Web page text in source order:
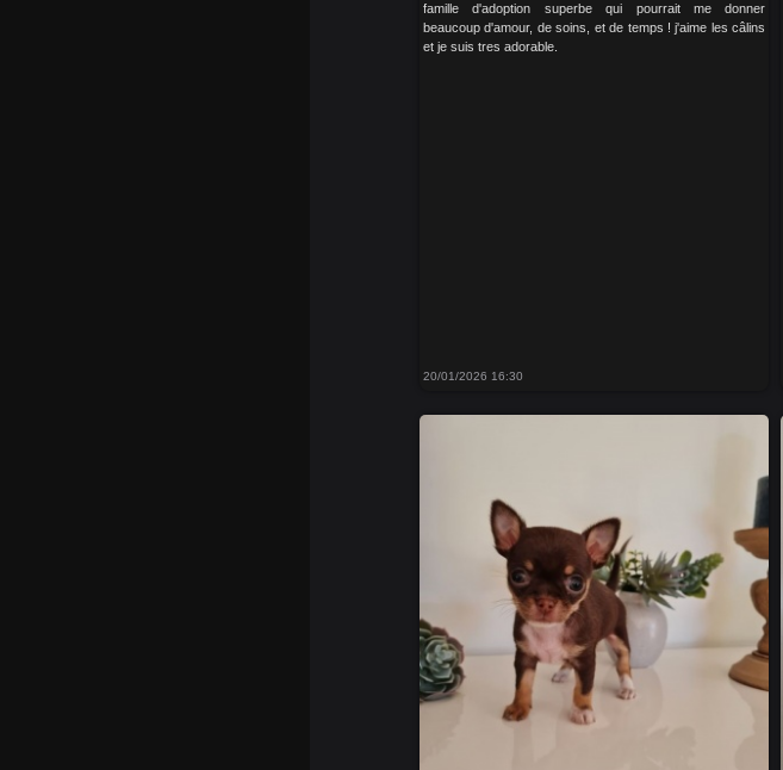
famille d'adoption superbe qui pourrait me donner
beaucoup d'amour, de soins, et de temps ! j'aime les câlins
et je suis tres adorable.
20/01/2026 16:30